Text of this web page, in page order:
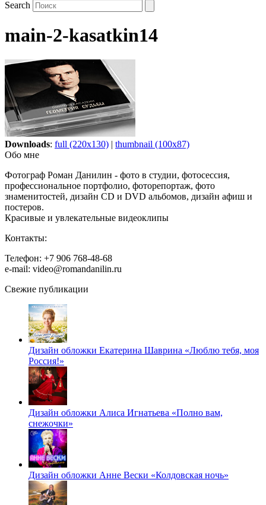
Search
main-2-kasatkin14
Downloads: full (220x130) | thumbnail (100x87)
Обо мне
Фотограф Роман Данилин - фото в студии, фотосессия,
профессиональное портфолио, фоторепортаж, фото
знаменитостей, дизайн CD и DVD альбомов, дизайн афиш и
постеров.
Красивые и увлекательные видеоклипы
Контакты:
Телефон: +7 906 768-48-68
e-mail: video@romandanilin.ru
Свежие публикации
Дизайн обложки Екатерина Шаврина «Люблю тебя, моя
Россия!»
Дизайн обложки Алиса Игнатьева «Полно вам,
снежочки»
Дизайн обложки Анне Вески «Колдовская ночь»